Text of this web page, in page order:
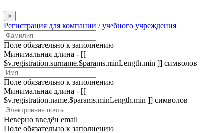
×
Регистрация для компании / учебного учреждения
Поле обязательно к заполнению
Минимальная длина - [[
$v.registration.surname.$params.minLength.min ]] символов
Поле обязательно к заполнению
Минимальная длина - [[
$v.registration.name.$params.minLength.min ]] символов
Неверно введён email
Поле обязательно к заполнению